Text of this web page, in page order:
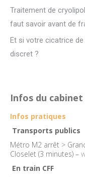
Traitement de
faut savoir avant de
Et si votre cicatrice
discret ?
Infos du cabinet
Infos pratiques
Transports publics
Métro M2 arrêt >
Closelet (3 minutes) –
En train CFF